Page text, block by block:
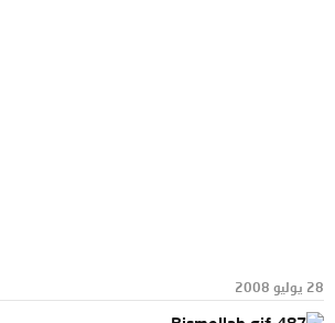
28 يوليو 2008